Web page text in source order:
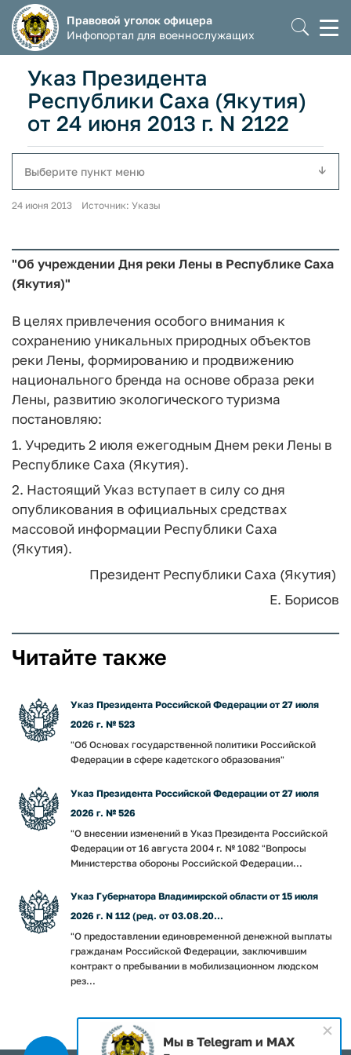
Правовой уголок офицера
Инфопортал для военнослужащих
Указ Президента
Республики Саха (Якутия)
от 24 июня 2013 г. N 2122
Выберите пункт меню
24 июня 2013 Источник: Указы
"Об учреждении Дня реки Лены в Республике Саха
(Якутия)"
В целях привлечения особого внимания к
сохранению уникальных природных объектов
реки Лены, формированию и продвижению
национального бренда на основе образа реки
Лены, развитию экологического туризма
постановляю:
1. Учредить 2 июля ежегодным Днем реки Лены в
Республике Саха (Якутия).
2. Настоящий Указ вступает в силу со дня
опубликования в официальных средствах
массовой информации Республики Саха
(Якутия).
Президент Республики Саха (Якутия)
Е. Борисов
Читайте также
Указ Президента Российской Федерации от 27 июля
2026 г. № 523
"Об Основах государственной политики Российской
Федерации в сфере кадетского образования"
Указ Президента Российской Федерации от 27 июля
2026 г. № 526
"О внесении изменений в Указ Президента Российской
Федерации от 16 августа 2004 г. № 1082 "Вопросы
Министерства обороны Российской Федерации...
Указ Губернатора Владимирской области от 15 июля
2026 г. N 112 (ред. от 03.08.20...
"О предоставлении единовременной денежной выплаты
гражданам Российской Федерации, заключившим
контракт о пребывании в мобилизационном людском
рез...
Мы в Telegram и MAX